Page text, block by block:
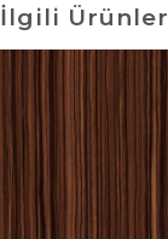
İlgili Ürünler